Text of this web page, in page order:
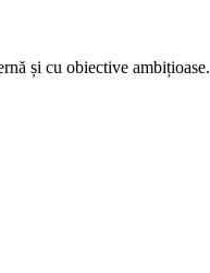
și cu obiective ambițioase.